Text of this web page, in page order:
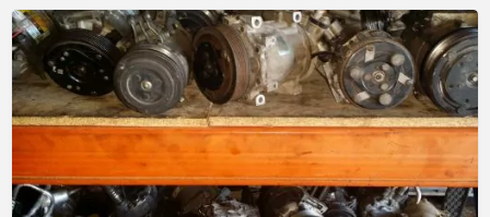
COMPRESORES
AIRE
ACONDICIONADO